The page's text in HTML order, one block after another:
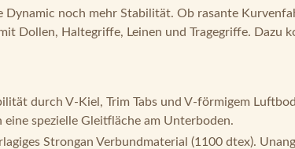
Dynamic noch mehr Stabilität. Ob rasante
Dollen, Haltegriffe, Leinen und Tragegriffe. Dazu
durch V-Kiel, Trim Tabs und V-förmigem
spezielle Gleitfläche am Unterboden.
Strongan Verbundmaterial (1100 dtex).